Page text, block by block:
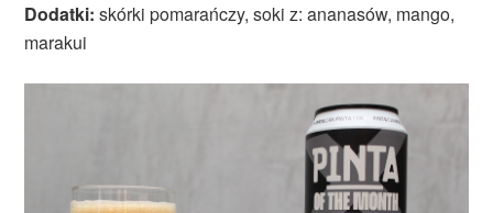
Dodatki: skórki pomarańczy, soki z: ananasów, mango,
marakui